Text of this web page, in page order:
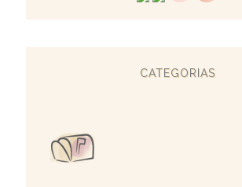
CATEGORIAS